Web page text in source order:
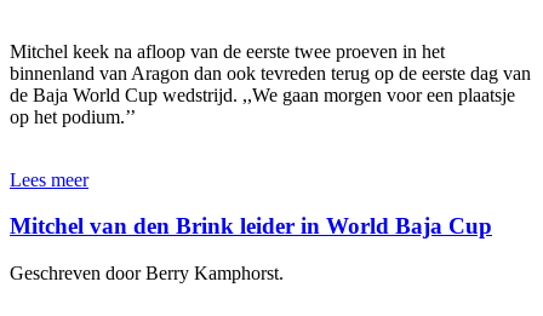
Mitchel keek na afloop van de eerste twee proeven in het
binnenland van Aragon dan ook tevreden terug op de eerste dag van
de Baja World Cup wedstrijd. ,,We gaan morgen voor een plaatsje
op het podium.’’
Lees meer
Mitchel van den Brink leider in World Baja Cup
Geschreven door Berry Kamphorst.